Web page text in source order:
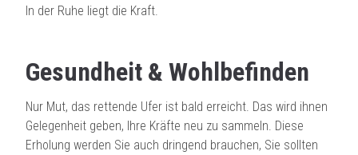
In der Ruhe liegt die Kraft.
Gesundheit & Wohlbefinden
Nur Mut, das rettende Ufer ist bald erreicht. Das wird ihnen
Gelegenheit geben, Ihre Kräfte neu zu sammeln. Diese
Erholung werden Sie auch dringend brauchen, Sie sollten